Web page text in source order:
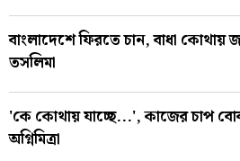
বাংলাদেশে ফিরতে চান, বাধা কোথায়
তসলিমা
'কে কোথায় যাচ্ছে...', কাজের চাপ
অগ্নিমিত্রা